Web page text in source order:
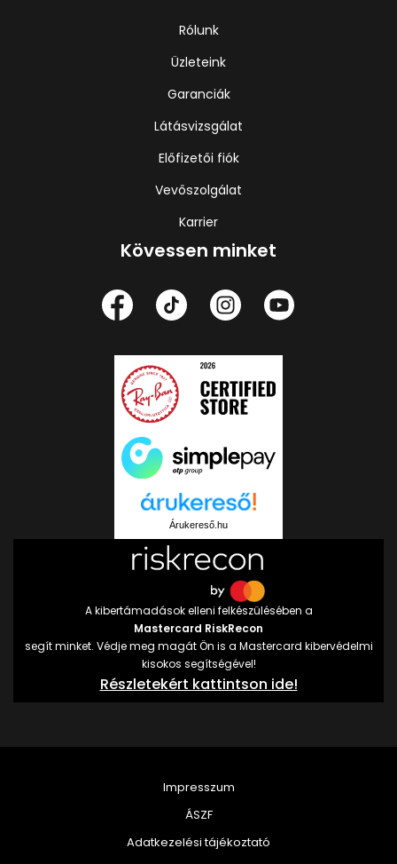
Rólunk
Üzleteink
Garanciák
Látásvizsgálat
Előfizetői fiók
Vevőszolgálat
Karrier
Kövessen minket
Árukereső.hu
A kibertámadások elleni felkészülésében a
Mastercard RiskRecon
segít minket. Védje meg magát Ön is a Mastercard kibervédelmi
kisokos segítségével!
Részletekért kattintson ide!
Impresszum
ÁSZF
Adatkezelési tájékoztató